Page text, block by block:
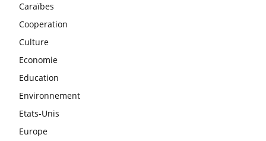
Caraïbes
Cooperation
Culture
Economie
Education
Environnement
Etats-Unis
Europe